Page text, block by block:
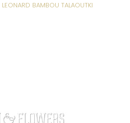
BAMBOU TALAOUTKI